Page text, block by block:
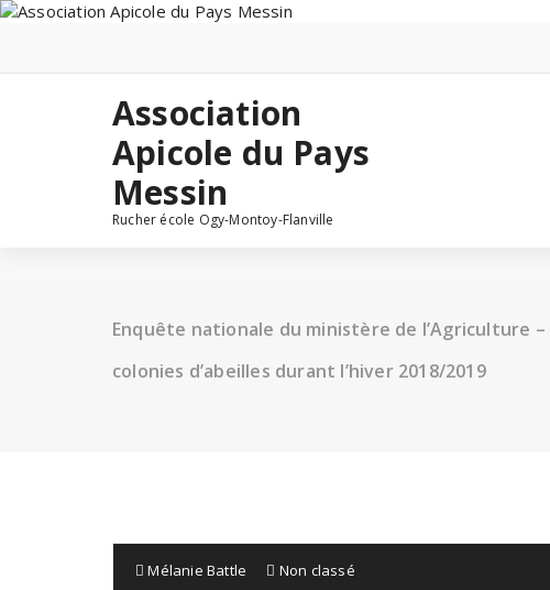
Skip
Association
Apicole du Pays
Messin
Rucher école Ogy-Montoy-Flanville
Enquête nationale du ministère de l’Agriculture
colonies d’abeilles durant l’hiver 2018/2019
Mélanie Battle Non classé